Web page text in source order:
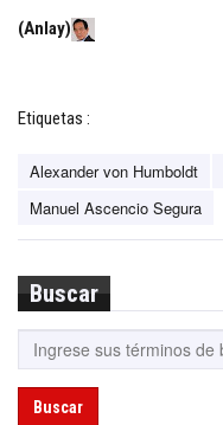
(Anlay)
Etiquetas :
Alexander von Humboldt
Manuel Ascencio Segura
Buscar
Buscar